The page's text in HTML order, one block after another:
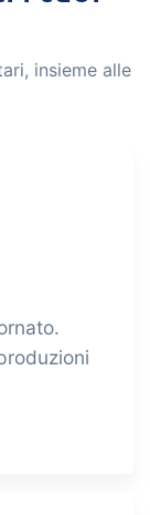
webshop
order
of
insieme alle